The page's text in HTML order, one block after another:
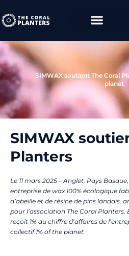
au
contenu
SIMWAX soutient The Coral
planet
SIMWAX
Planters
Le 11 mars 2025 – Anglet, Pays
entreprise de wax 100% écologique
d’abeille et de résine de pins landais,
pour l’association The Coral Planters.
reçoit 1% du chiffre d’affaires de
collectif 1% of the planet.